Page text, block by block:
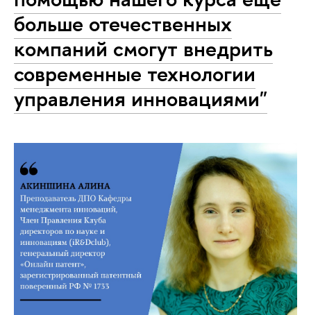
больше отечественных
компаний смогут внедрить
современные технологии
управления инновациями"